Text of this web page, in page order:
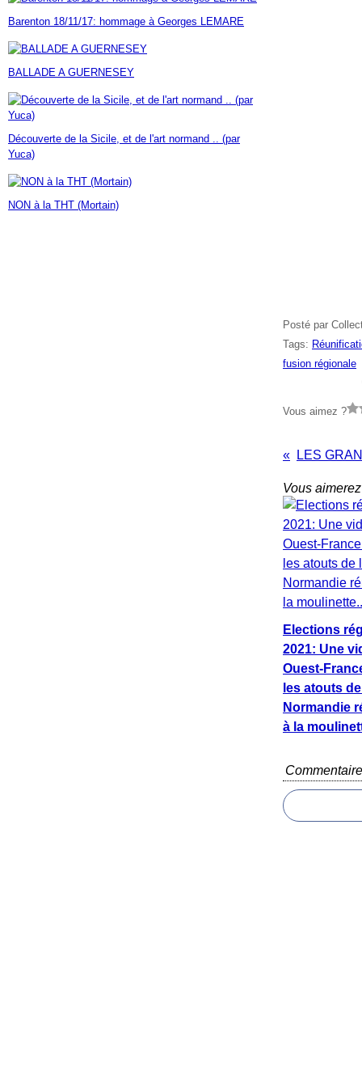
Janvier(7)
Février(9)
Janvier(18)
Mars(60)
Février(24)
Janvier(23)
Avril(14)
Mars (17)
Février(46)
Janvier (35)
Barenton 18/11/17: hommage à Georges LEMARE
BALLADE A GUERNESEY
Découverte de la Sicile, et de l'art normand .. (par
Yuca)
NON à la THT (Mortain)
Posté par
Tags:
fusion régionale
Vous aimez ?
Vous
Elections
2021: Une
Ouest-
les atouts
Normandie
à la